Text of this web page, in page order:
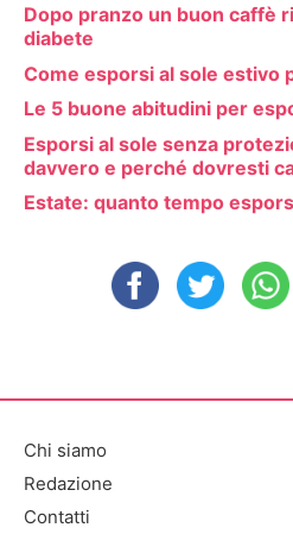
Dopo pranzo un buon caffè
diabete
Come esporsi al sole estivo
Le 5 buone abitudini per
Esporsi al sole senza
davvero e perché dovresti
Estate: quanto tempo
Chi siamo
Redazione
Contatti